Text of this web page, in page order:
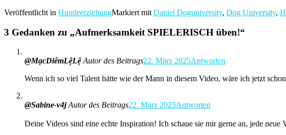
Veröffentlicht in HundeerziehungMarkiert mit Daniel Doguniversity, Dog University,
3 Gedanken zu „Aufmerksamkeit SPIELERISCH üben!“
@MạcDiễmLệLệ Autor des Beitrags22. März 2025Antworten
Wenn ich so viel Talent hätte wie der Mann in diesem Video, wäre ich jetzt
@Sabine-v4j Autor des Beitrags22. März 2025Antworten
Deine Videos sind eine echte Inspiration! Ich schaue sie mir gerne an, jede